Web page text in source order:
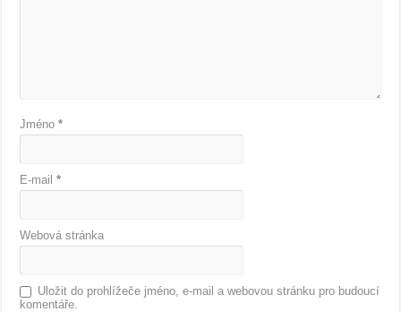
Jméno*
E-mail*
Webová stránka
Uložit do prohlížeče jméno, e-mail a webovou stránku pro budoucí
komentáře.